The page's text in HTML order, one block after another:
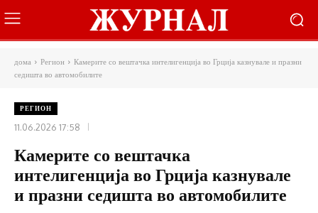
дома Регион
Камерите со вештачка интелигенција во Грција казнувале и празни
седишта во автомобилите
РЕГИОН
11.06.2026 17:58
Камерите со вештачка
интелигенција во Грција казнувале
и празни седишта во автомобилите